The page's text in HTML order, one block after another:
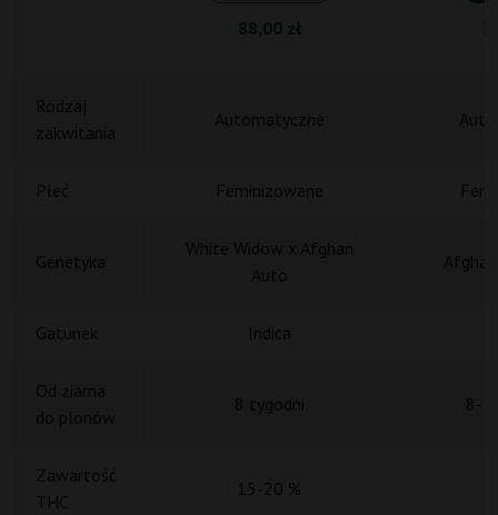
Płeć Feminizowane
Gatunek Indica
Zawartość
THC
15-20 %